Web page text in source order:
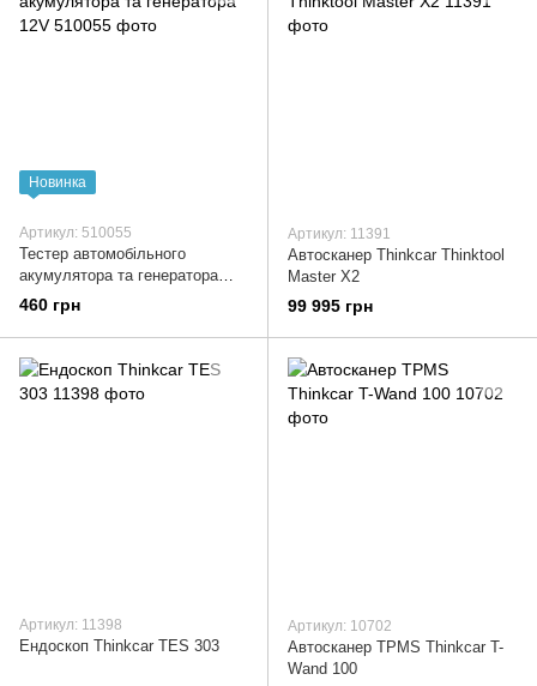
Новинка
Артикул: 510055
Тестер автомобільного
акумулятора та генератора
12V
460 грн
Артикул: 11391
Автосканер Thinkcar Thinktool
Master X2
99 995 грн
Артикул: 11398
Ендоскоп Thinkcar TES 303
Артикул: 10702
Автосканер TPMS Thinkcar T-
Wand 100